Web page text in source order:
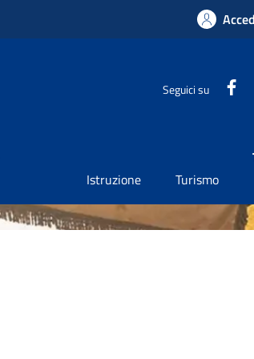
Seguici su
Istruzione Turismo